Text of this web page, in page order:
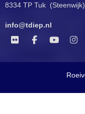
8334 TP Tuk (Steenwijk)
ofni@tdiep.nl